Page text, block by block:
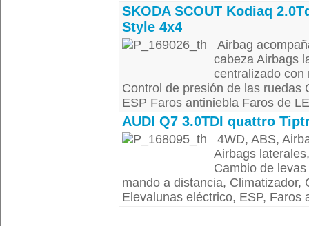
SKODA SCOUT Kodiaq
Style 4x4
Airbag
cabeza Airbags
centralizado con
Control de presión de las ruedas
ESP Faros antiniebla Faros de
AUDI Q7 3.0TDI quattro
4WD, ABS,
Airbags
Cambio de
mando a distancia, Climatizador,
Elevalunas eléctrico, ESP, Faros